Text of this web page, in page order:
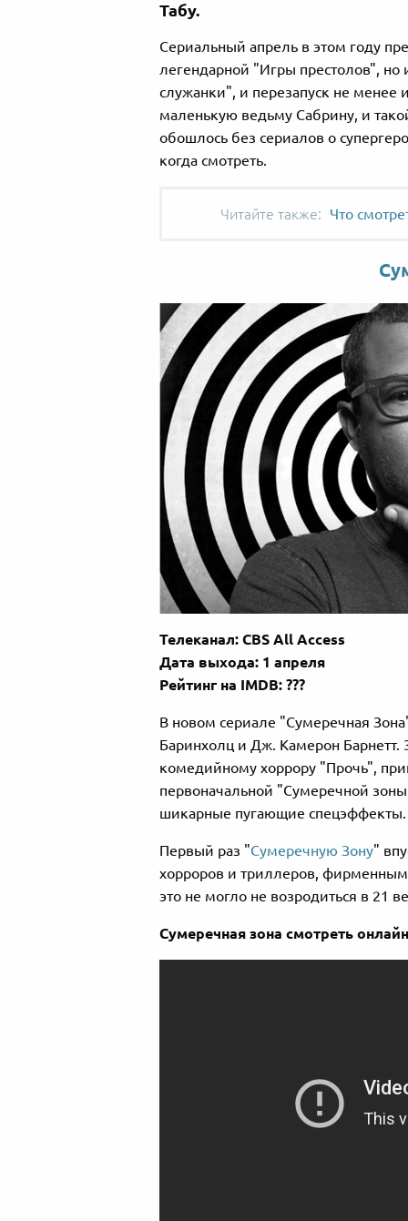
Табу.
Сериальный апрель в этом году
легендарной "Игры престолов",
служанки", и перезапуск не менее
маленькую ведьму Сабрину, и
обошлось без сериалов о
когда смотреть.
Что
Телеканал: CBS All Access
Дата выхода: 1 апреля
​Рейтинг на IMDB: ???
В новом сериале "Сумеречная
Баринхолц и Дж. Камерон
комедийному хоррору "Прочь",
первоначальной "Сумеречной
шикарные пугающие спецэффекты.
Первый раз "Сумеречную Зону"
хорроров и триллеров,
это не могло не возродиться в 21
Сумеречная зона смотреть